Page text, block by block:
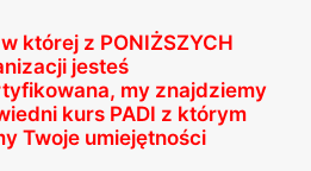
której z PONIŻSZYCH
jesteś
my znajdziemy
kurs PADI z którym
Twoje umiejętności